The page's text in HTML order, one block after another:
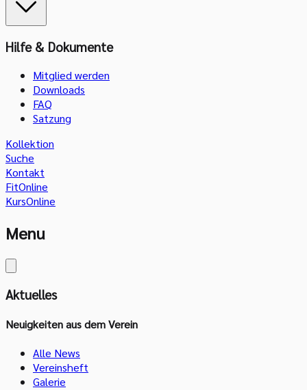
Hilfe & Dokumente
Mitglied werden
Downloads
FAQ
Satzung
Kollektion
Suche
Kontakt
FitOnline
KursOnline
Menu
Aktuelles
Neuigkeiten aus dem Verein
Alle News
Vereinsheft
Galerie